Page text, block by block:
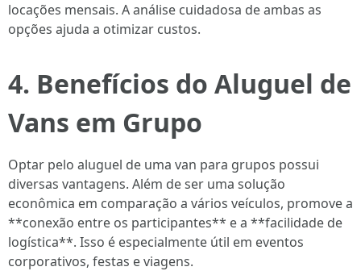
locações mensais. A análise cuidadosa de ambas as
opções ajuda a otimizar custos.
4. Benefícios do Aluguel de
Vans em Grupo
Optar pelo aluguel de uma van para grupos possui
diversas vantagens. Além de ser uma solução
econômica em comparação a vários veículos, promove a
**conexão entre os participantes** e a **facilidade de
logística**. Isso é especialmente útil em eventos
corporativos, festas e viagens.